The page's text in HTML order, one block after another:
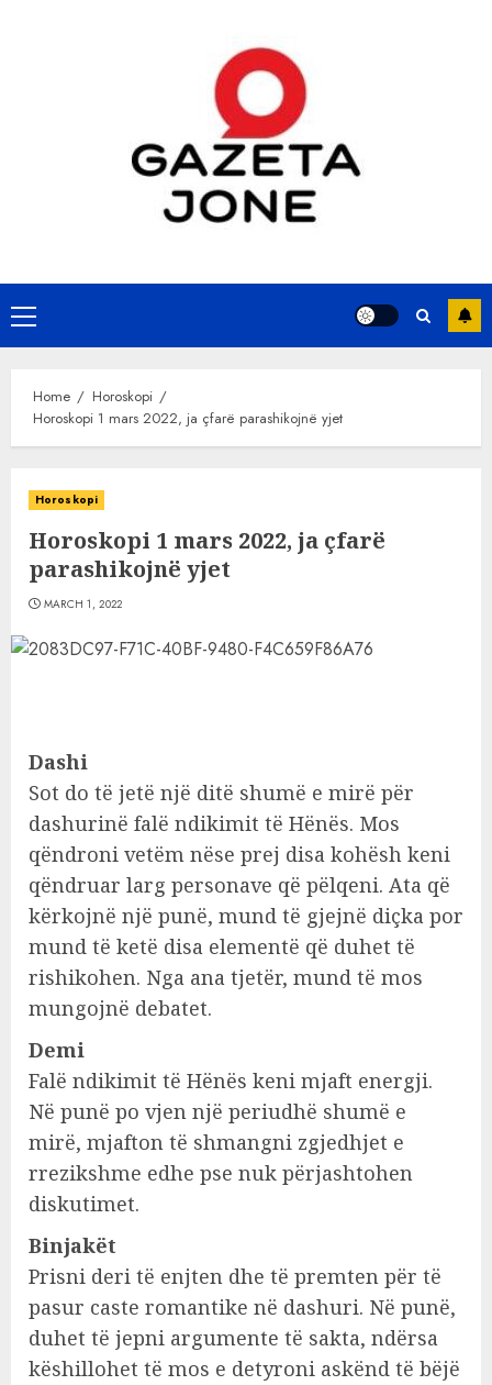
Primary
Menu
Home
Horoskopi
Horoskopi 1 mars 2022, ja çfarë parashikojnë yjet
Horoskopi
Horoskopi 1 mars 2022, ja çfarë
parashikojnë yjet
MARCH 1, 2022
Dashi
Sot do të jetë një ditë shumë e mirë për
dashurinë falë ndikimit të Hënës. Mos
qëndroni vetëm nëse prej disa kohësh keni
qëndruar larg personave që pëlqeni. Ata që
kërkojnë një punë, mund të gjejnë diçka por
mund të ketë disa elementë që duhet të
rishikohen. Nga ana tjetër, mund të mos
mungojnë debatet.
Demi
Falë ndikimit të Hënës keni mjaft energji.
Në punë po vjen një periudhë shumë e
mirë, mjafton të shmangni zgjedhjet e
rrezikshme edhe pse nuk përjashtohen
diskutimet.
Binjakët
Prisni deri të enjten dhe të premten për të
pasur caste romantike në dashuri. Në punë,
duhet të jepni argumente të sakta, ndërsa
këshillohet të mos e detyroni askënd të bëjë